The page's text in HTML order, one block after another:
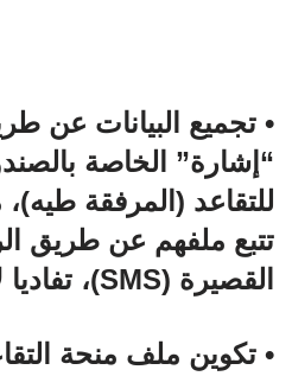
• تجميع البيانات عن
“إشارة” الخاصة
للتقاعد (المرفقة
تتبع ملفهم عن طريق
القصيرة (SMS)، تفاديا لأعباء التنقل.
• تكوين ملف منحة